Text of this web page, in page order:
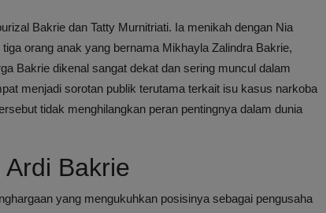
Bakrie dan Tatty Murnitriati. Ia menikah dengan Nia
orang anak yang bernama Mikhayla Zalindra Bakrie,
Bakrie dikenal sangat dekat dan sering muncul dalam
menjadi sorotan publik terutama terkait isu kasus narkoba
tidak menghilangkan peran pentingnya dalam dunia
Bakrie
yang mengukuhkan posisinya sebagai pengusaha